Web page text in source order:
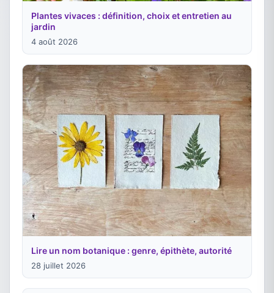
Plantes vivaces : définition, choix et entretien au
jardin
4 août 2026
Lire un nom botanique : genre, épithète, autorité
28 juillet 2026